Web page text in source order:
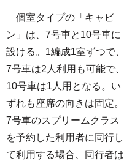
個室タイプの「キャビ
ン」は、7号車と10号車に
設ける。1編成1室ずつで、
7号車は2人利用も可能で、
10号車は1人用となる。い
ずれも座席の向きは固定。
7号車のスプリームクラス
を予約した利用者に同行し
て利用する場合、同行者は